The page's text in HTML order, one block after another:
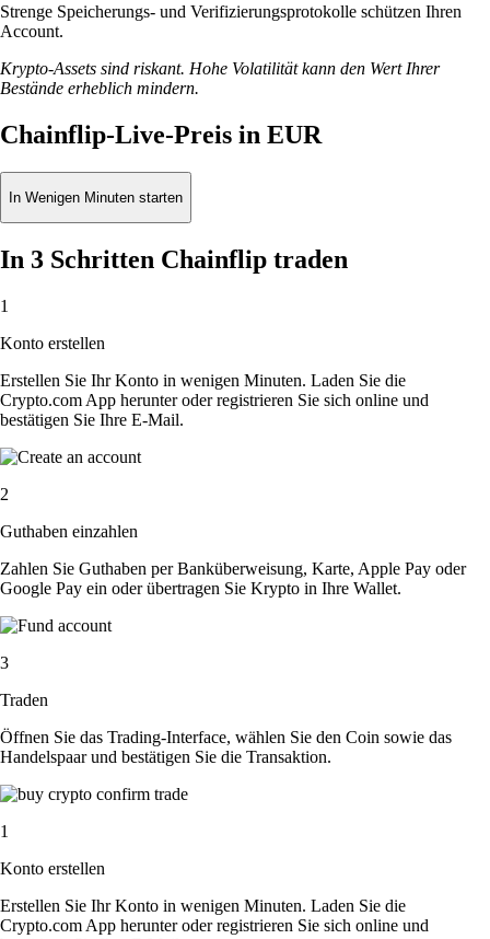
Strenge Speicherungs- und Verifizierungsprotokolle schützen Ihren
Account.
Krypto-Assets sind riskant. Hohe Volatilität kann den Wert Ihrer
Bestände erheblich mindern.
Chainflip-Live-Preis in EUR
In Wenigen Minuten starten
In 3 Schritten Chainflip traden
1
Konto erstellen
Erstellen Sie Ihr Konto in wenigen Minuten. Laden Sie die
Crypto.com App herunter oder registrieren Sie sich online und
bestätigen Sie Ihre E-Mail.
2
Guthaben einzahlen
Zahlen Sie Guthaben per Banküberweisung, Karte, Apple Pay oder
Google Pay ein oder übertragen Sie Krypto in Ihre Wallet.
3
Traden
Öffnen Sie das Trading-Interface, wählen Sie den Coin sowie das
Handelspaar und bestätigen Sie die Transaktion.
1
Konto erstellen
Erstellen Sie Ihr Konto in wenigen Minuten. Laden Sie die
Crypto.com App herunter oder registrieren Sie sich online und